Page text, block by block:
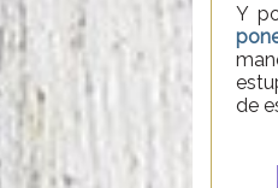
Y
de